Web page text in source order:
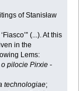
of Stanisław
(...). At this
in the
Lems:‎
pilocie Pirxie -
technologiae;‎